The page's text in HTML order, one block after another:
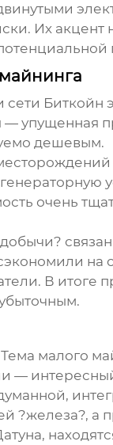
Их
Биткойн
упущенная
дешевым.
очень
на
В итоге
малого
—
?железа?, а